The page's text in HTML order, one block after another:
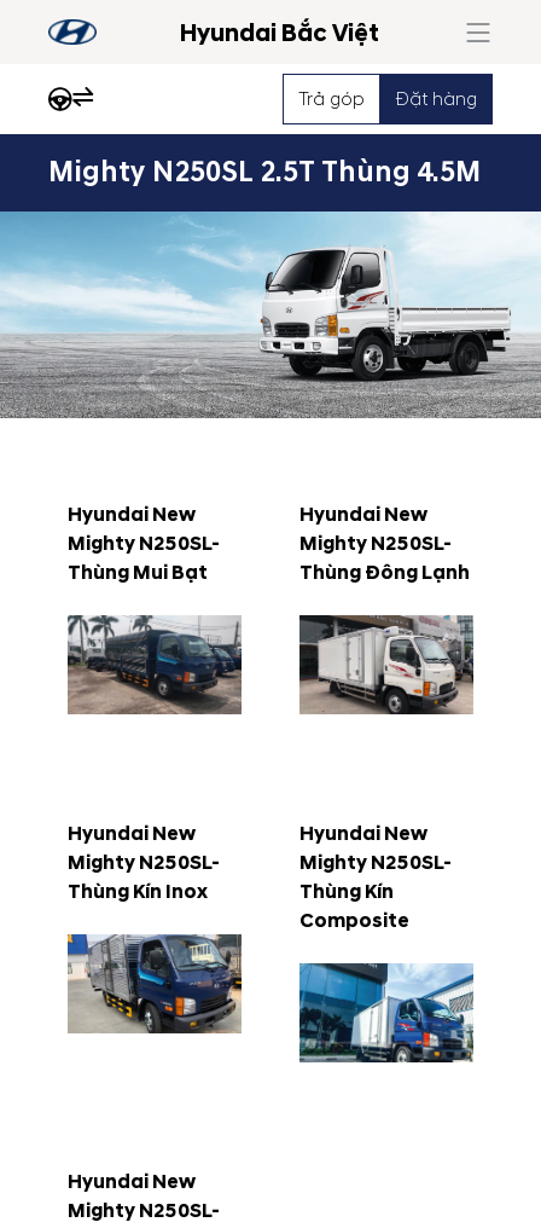
Hyundai Bắc Việt
Trả góp Đặt hàng
Mighty N250SL 2.5T Thùng 4.5M
Hyundai New
Mighty N250SL-
Thùng Mui Bạt
Hyundai New
Mighty N250SL-
Thùng Đông Lạnh
Hyundai New
Mighty N250SL-
Thùng Kín Inox
Hyundai New
Mighty N250SL-
Thùng Kín
Composite
Hyundai New
Mighty N250SL-